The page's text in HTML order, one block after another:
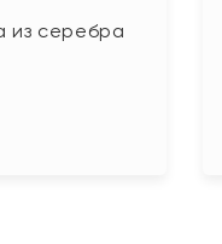
из серебра